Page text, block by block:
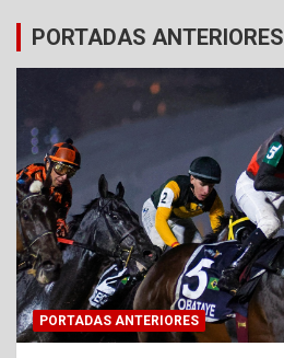
PORTADAS ANTERIORES
PORTADAS ANTERIORES